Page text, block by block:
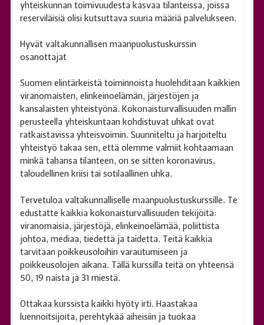
yhteiskunnan toimivuudesta kasvaa tilanteissa, joissa
reserviläisiä olisi kutsuttava suuria määriä palvelukseen.
Hyvät valtakunnallisen maanpuolustuskurssin
osanottajat
Suomen elintärkeistä toiminnoista huolehditaan kaikkien
viranomaisten, elinkeinoelämän, järjestöjen ja
kansalaisten yhteistyönä. Kokonaisturvallisuuden mallin
perusteella yhteiskuntaan kohdistuvat uhkat ovat
ratkaistavissa yhteisvoimin. Suunniteltu ja harjoiteltu
yhteistyö takaa sen, että olemme valmiit kohtaamaan
minkä tahansa tilanteen, on se sitten koronavirus,
taloudellinen kriisi tai sotilaallinen uhka.
Tervetuloa valtakunnalliselle maanpuolustuskurssille. Te
edustatte kaikkia kokonaisturvallisuuden tekijöitä:
viranomaisia, järjestöjä, elinkeinoelämää, poliittista
johtoa, mediaa, tiedettä ja taidetta. Teitä kaikkia
tarvitaan poikkeusoloihin varautumiseen ja
poikkeusolojen aikana. Tällä kurssilla teitä on yhteensä
50, 19 naista ja 31 miestä.
Ottakaa kurssista kaikki hyöty irti. Haastakaa
luennoitsijoita, perehtykää aiheisiin ja tuokaa